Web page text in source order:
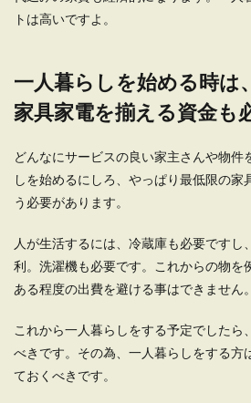
るとカツカツ生活を
一人暮らし向け
毎月必要な水道光熱
う考える方は多いと
ら...
生活費を節約す
トは高いですよ。
一人暮らしを始める時は
家具家電を揃える資金も
どんなにサービスの良い家主さんや物件
しを始めるにしろ、やっぱり最低限の家
う必要があります。
人が生活するには、冷蔵庫も必要ですし
利。洗濯機も必要です。これからの物を
ある程度の出費を避ける事はできません。
これから一人暮らしをする予定でしたら
べきです。その為、一人暮らしをする方
ておくべきです。